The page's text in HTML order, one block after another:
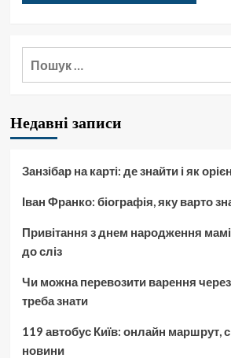
Недавні записи
Занзібар на карті: де знайти і як
Іван Франко: біографія, яку варто
Привітання з днем народження
до сліз
Чи можна перевозити варення
треба знати
119 автобус Київ: онлайн маршрут,
новини